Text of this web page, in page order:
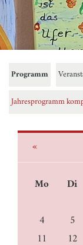
Programm
Jahresprogramm
«
Mo Di
4 5
11 12